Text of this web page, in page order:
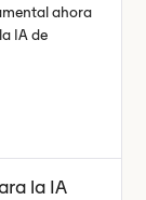
ahora
IA de
la IA